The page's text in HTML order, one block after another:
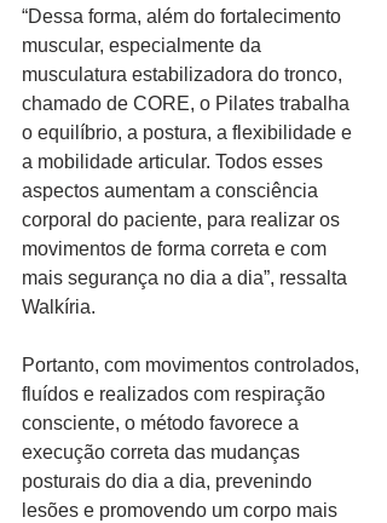
“Dessa forma, além do fortalecimento
muscular, especialmente da
musculatura estabilizadora do tronco,
chamado de CORE, o Pilates trabalha
o equilíbrio, a postura, a flexibilidade e
a mobilidade articular. Todos esses
aspectos aumentam a consciência
corporal do paciente, para realizar os
movimentos de forma correta e com
mais segurança no dia a dia”, ressalta
Walkíria.
Portanto, com movimentos controlados,
fluídos e realizados com respiração
consciente, o método favorece a
execução correta das mudanças
posturais do dia a dia, prevenindo
lesões e promovendo um corpo mais